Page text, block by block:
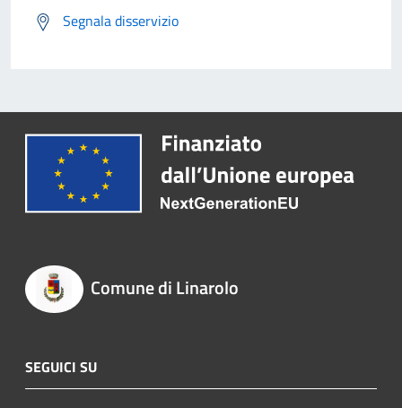
Segnala disservizio
Comune di Linarolo
SEGUICI SU